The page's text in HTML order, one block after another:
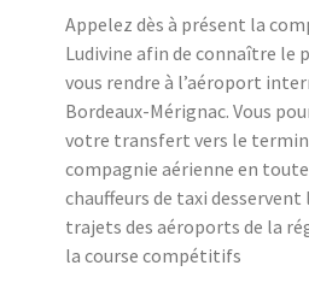
Appelez dès à présent la
Ludivine afin de connaître le
vous rendre à l’aéroport
Bordeaux-Mérignac. Vous
votre transfert vers le
compagnie aérienne en
chauffeurs de taxi
trajets des aéroports de la
la course compétitifs